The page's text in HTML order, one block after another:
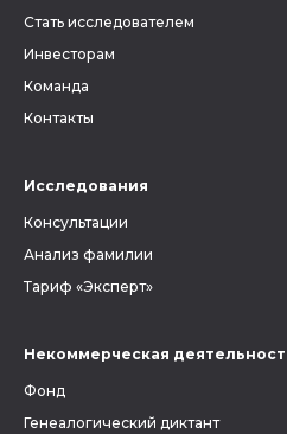
Стать исследователем
Инвесторам
Команда
Контакты
Исследования
Консультации
Анализ фамилии
Тариф «Эксперт»
Некоммерческая
Фонд
Генеалогический диктант